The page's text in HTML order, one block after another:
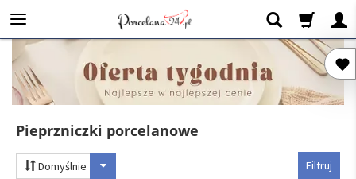
Pieprzniczki porcelanowe
Filtruj
Domyślnie